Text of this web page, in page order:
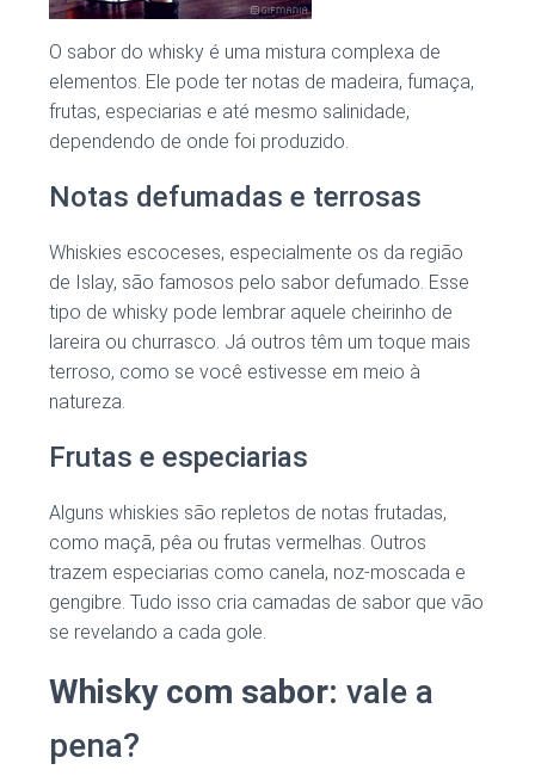
O sabor do whisky é uma mistura complexa de
elementos. Ele pode ter notas de madeira, fumaça,
frutas, especiarias e até mesmo salinidade,
dependendo de onde foi produzido.
Notas defumadas e terrosas
Whiskies escoceses, especialmente os da região
de Islay, são famosos pelo sabor defumado. Esse
tipo de whisky pode lembrar aquele cheirinho de
lareira ou churrasco. Já outros têm um toque mais
terroso, como se você estivesse em meio à
natureza.
Frutas e especiarias
Alguns whiskies são repletos de notas frutadas,
como maçã, pêa ou frutas vermelhas. Outros
trazem especiarias como canela, noz-moscada e
gengibre. Tudo isso cria camadas de sabor que vão
se revelando a cada gole.
Whisky com sabor: vale a
pena?